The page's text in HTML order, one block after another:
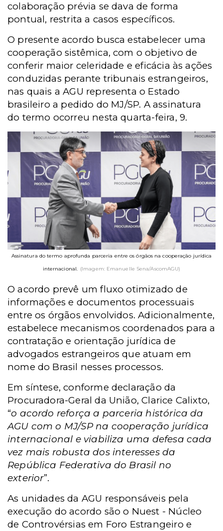
colaboração prévia se dava de forma
pontual, restrita a casos específicos.
O presente acordo busca estabelecer uma
cooperação sistêmica, com o objetivo de
conferir maior celeridade e eficácia às ações
conduzidas perante tribunais estrangeiros,
nas quais a AGU representa o Estado
brasileiro a pedido do MJ/SP. A assinatura
do termo ocorreu nesta quarta-feira, 9.
Assinatura do termo aprofunda parceria entre os órgãos na cooperação jurídica
internacional. (Imagem: Emanuelle Sena/AscomAGU)
O acordo prevê um fluxo otimizado de
informações e documentos processuais
entre os órgãos envolvidos. Adicionalmente,
estabelece mecanismos coordenados para a
contratação e orientação jurídica de
advogados estrangeiros que atuam em
nome do Brasil nesses processos.
Em síntese, conforme declaração da
Procuradora-Geral da União, Clarice Calixto,
“o acordo reforça a parceria histórica da
AGU com o MJ/SP na cooperação jurídica
internacional e viabiliza uma defesa cada
vez mais robusta dos interesses da
República Federativa do Brasil no
exterior”.
As unidades da AGU responsáveis pela
execução do acordo são o Nuest - Núcleo
de Controvérsias em Foro Estrangeiro e